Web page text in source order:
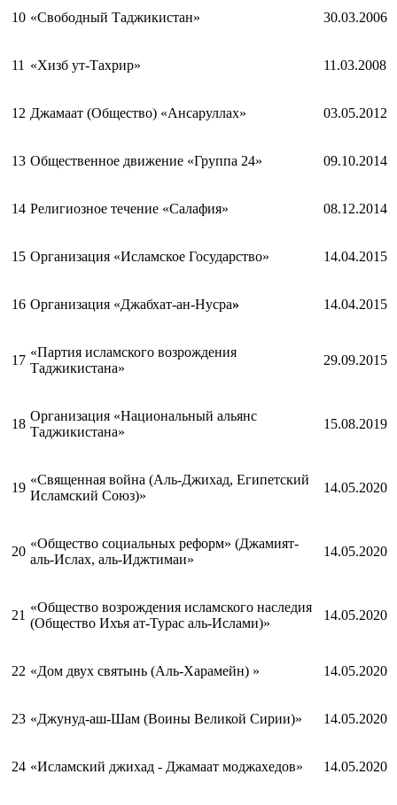
10 «Свободный Таджикистан» 30.03.2006
11 «Хизб ут-Тахрир» 11.03.2008
12 Джамаат (Общество) «Ансаруллах» 03.05.2012
13 Общественное движение «Группа 24» 09.10.2014
14 Религиозное течение «Салафия» 08.12.2014
15 Организация «Исламское Государство» 14.04.2015
16 Организация «Джабхат-ан-Нусра» 14.04.2015
17
«Партия исламского возрождения
Таджикистана»
29.09.2015
18
Организация «Национальный альянс
Таджикистана»
15.08.2019
19
«Священная война (Аль-Джихад, Египетский
Исламский Союз)»
14.05.2020
20
«Общество социальных реформ» (Джамият-
аль-Ислах, аль-Иджтимаи»
14.05.2020
21
«Общество возрождения исламского наследия
(Общество Ихъя ат-Турас аль-Ислами)»
14.05.2020
22 «Дом двух святынь (Аль-Харамейн) » 14.05.2020
23 «Джунуд-аш-Шам (Воины Великой Сирии)» 14.05.2020
24 «Исламский джихад - Джамаат моджахедов» 14.05.2020